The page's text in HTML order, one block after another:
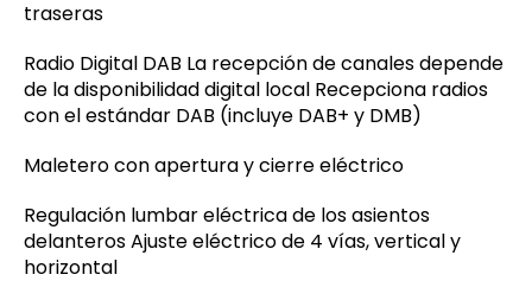
traseras
Radio Digital DAB La recepción de canales depende
de la disponibilidad digital local Recepciona radios
con el estándar DAB (incluye DAB+ y DMB)
Maletero con apertura y cierre eléctrico
Regulación lumbar eléctrica de los asientos
delanteros Ajuste eléctrico de 4 vías, vertical y
horizontal